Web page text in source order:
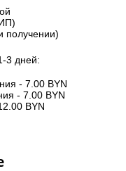
получении)
3 дней:
- 7.00 BYN
- 7.00 BYN
BYN